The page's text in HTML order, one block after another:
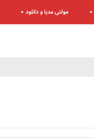
مولتی مدیا و دانلود